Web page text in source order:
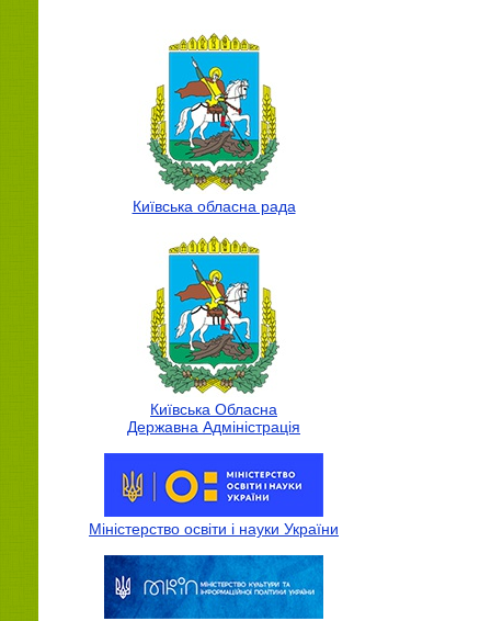
Київська обласна рада
Київська Обласна
Державна Адмiнiстрацiя
Міністерство освіти і науки України